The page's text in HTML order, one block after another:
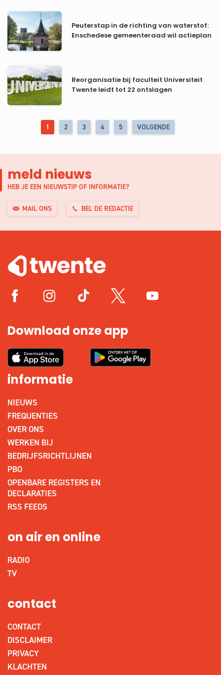
Peuterstap in de richting van waterstof:
Enschedese gemeenteraad wil actieplan
Reorganisatie bij faculteit Universiteit
Twente leidt tot 22 ontslagen
1 2 3 4 5 VOLGENDE
meld nieuws
HEB JE EEN NIEUWSTIP OF INFORMATIE?
MAIL ONS BEL DE REDACTIE
Download onze app
informatie
NIEUWS
FREQUENTIES
OVER ONS
WERKEN BIJ
BEDRIJFSRICHTLIJNEN
PBO
OPENBARE REGISTERS EN
DECLARATIES
RSS FEEDS
on air en online
RADIO
TV
contact
CONTACT
DISCLAIMER
PRIVACY
KLACHTEN